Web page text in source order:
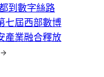
到數字絲路
七屆西部數博
產業融合釋放
→